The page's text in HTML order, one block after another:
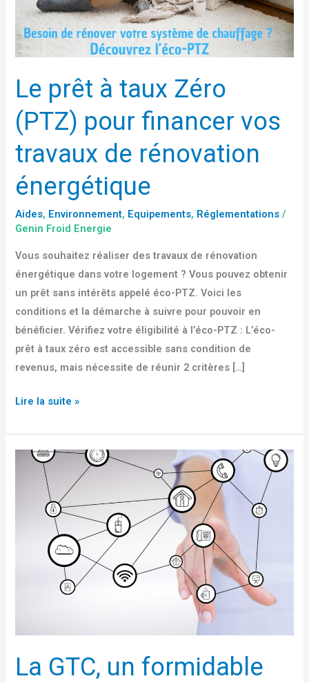
Le prêt à taux Zéro
(PTZ) pour financer vos
travaux de rénovation
énergétique
Aides, Environnement, Equipements, Réglementations /
Genin Froid Energie
Vous souhaitez réaliser des travaux de rénovation
énergétique dans votre logement ? Vous pouvez obtenir
un prêt sans intérêts appelé éco-PTZ. Voici les
conditions et la démarche à suivre pour pouvoir en
bénéficier. Vérifiez votre éligibilité à l’éco-PTZ : L’éco-
prêt à taux zéro est accessible sans condition de
revenus, mais nécessite de réunir 2 critères […]
vos
travaux
de
énergétique
Lire la suite »
La GTC, un formidable
formidable
d’optimisation
énergétique